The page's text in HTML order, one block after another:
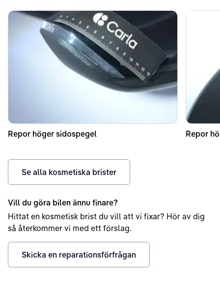
Repor höger sidospegel Repor
Se alla kosmetiska brister
Vill du göra bilen ännu finare?
Hittat en kosmetisk brist du vill att vi fixar? Hör av dig
så återkommer vi med ett förslag.
Skicka en reparationsförfrågan